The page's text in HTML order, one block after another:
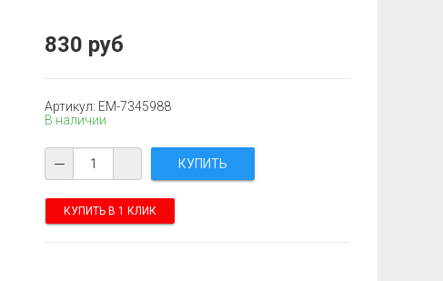
830 руб
Артикул: EM-7345988
В наличии
КУПИТЬ В 1 КЛИК